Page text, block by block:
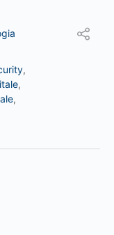
,
,
,